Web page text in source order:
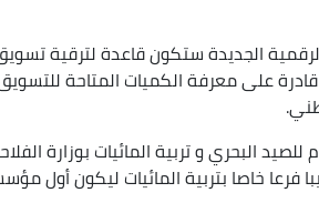
الجديدة ستكون قاعدة لترقية
على معرفة الكميات المتاحة
للصيد البحري و تربية المائيات بوزارة
فرعا خاصا بتربية المائيات ليكون أول